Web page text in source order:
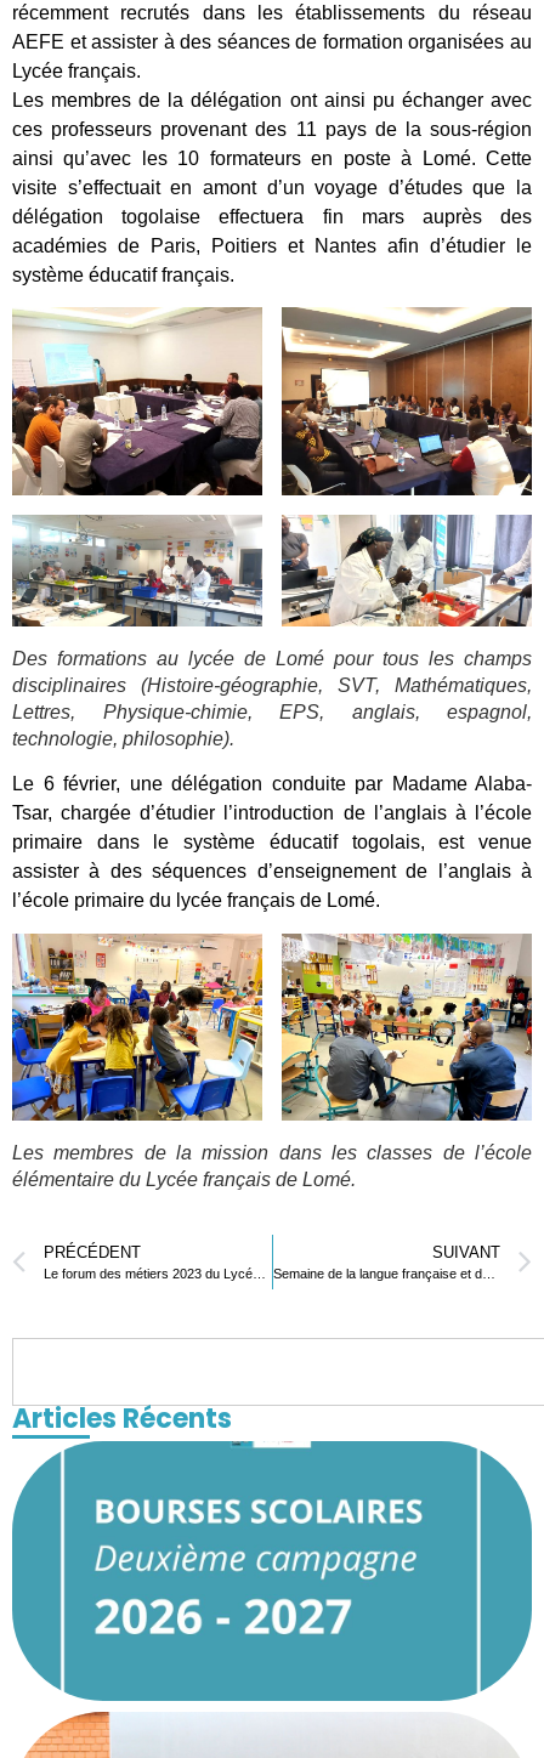
récemment recrutés dans les établissements du réseau
AEFE et assister à des séances de formation organisées au
Lycée français.
Les membres de la délégation ont ainsi pu échanger avec
ces professeurs provenant des 11 pays de la sous-région
ainsi qu’avec les 10 formateurs en poste à Lomé. Cette
visite s’effectuait en amont d’un voyage d’études que la
délégation togolaise effectuera fin mars auprès des
académies de Paris, Poitiers et Nantes afin d’étudier le
système éducatif français.
Des formations au lycée de Lomé pour tous les champs
disciplinaires (Histoire-géographie, SVT, Mathématiques,
Lettres, Physique-chimie, EPS, anglais, espagnol,
technologie, philosophie).
Le 6 février, une délégation conduite par Madame Alaba-
Tsar, chargée d’étudier l’introduction de l’anglais à l’école
primaire dans le système éducatif togolais, est venue
assister à des séquences d’enseignement de l’anglais à
l’école primaire du lycée français de Lomé.
Les membres de la mission dans les classes de l’école
élémentaire du Lycée français de Lomé.
PRÉCÉDENT
Le forum des métiers 2023 du Lycée français de Lomé
SUIVANT
Semaine de la langue française et de la francophonie
Articles Récents